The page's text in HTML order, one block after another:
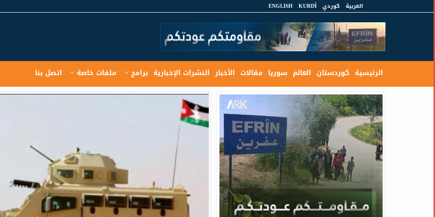
العربية كوردي KURDÎ
ENGLISH
الرئيسية كوردستان العالم سوريا مقالات الأخبار النشرات الإخبارية برامج ملفات خاصة اتصل بنا